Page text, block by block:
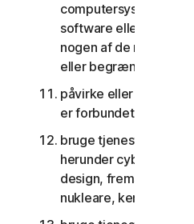
computersystemer
software eller
nogen af de måder,
eller begrænser
påvirke eller forstyrre
er forbundet til nogen
bruge tjenesterne til
herunder
design, fremstilling
nukleare, kemiske